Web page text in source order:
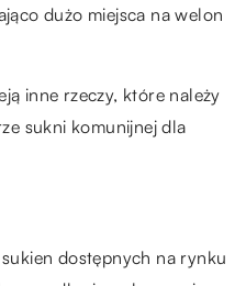
dużo miejsca na welon
inne rzeczy, które należy
sukni komunijnej dla
dostępnych na rynku